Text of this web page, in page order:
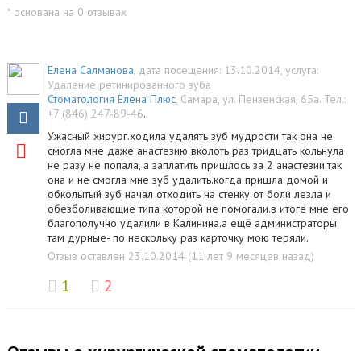
* основана на 0 отзывах
Елена Салманова, дата посещения: 13.10.2014, услуга:
Удаление ретинированного зуба
Стоматология Елена Плюс, Самара, ул. Пензенская, 65а. Тел.:
+7 (846) 247-89-46.
Ужасный хирург.ходила удалять зуб мудрости так она не
смогла мне даже анастезию вколоть раз тридцать кольнула
не разу не попала, а заплатить пришлось за 2 анастезии.так
она и не смогла мне зуб удалить.когда пришла домой и
обколытый зуб начал отходить на стенку от боли лезла и
обезболивающие типа которой не помогали.в итоге мне его
благополучно удалили в Калинина.а ещё администраторы
там дурные- по нескольку раз карточку мою теряли.
Отзыв оставлен 23.10.2014 (11 лет 9 месяцев назад)
1 2